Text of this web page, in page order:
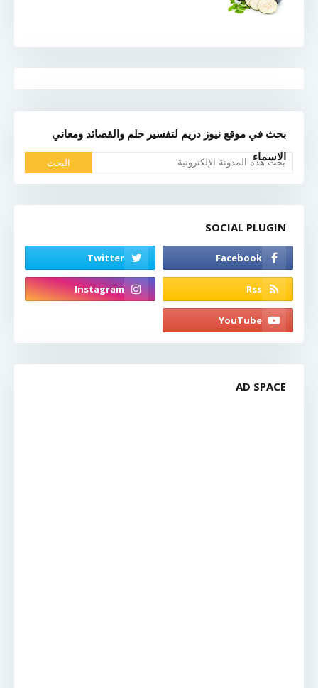
بحث في موقع نيوز دريم لتفسير حلم والقصائد ومعاني
الاسماء
SOCIAL PLUGIN
AD SPACE